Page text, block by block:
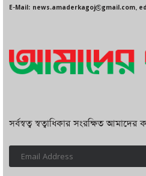
E-Mail: news.amaderkagoj@gmail.com,
সর্বস্বত্ব স্বত্বাধিকার সংরক্ষিত